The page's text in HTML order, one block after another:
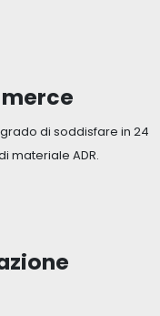
di soddisfare in 24
materiale ADR.